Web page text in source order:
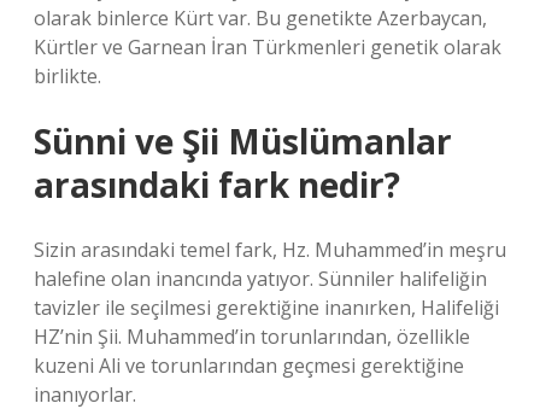
olarak binlerce Kürt var. Bu genetikte Azerbaycan,
Kürtler ve Garnean İran Türkmenleri genetik olarak
birlikte.
Sünni ve Şii Müslümanlar
arasındaki fark nedir?
Sizin arasındaki temel fark, Hz. Muhammed’in meşru
halefine olan inancında yatıyor. Sünniler halifeliğin
tavizler ile seçilmesi gerektiğine inanırken, Halifeliği
HZ’nin Şii. Muhammed’in torunlarından, özellikle
kuzeni Ali ve torunlarından geçmesi gerektiğine
inanıyorlar.